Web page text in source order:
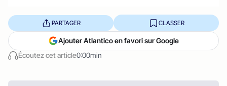
Écoutez cet article0:00min
PARTAGER CLASSER
Ajouter Atlantico en favori sur Google